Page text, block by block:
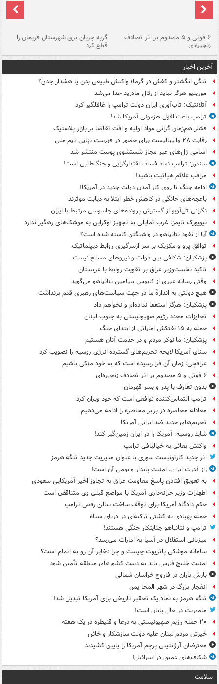
۶ فوتی و ۵ مصدوم بر اثر تصادف
زنجیره‌ای
گربه جریان برق شهرستان فریمان را
قطع کرد
آخرین اخبار
تنگی انگشتر و کفش در گرما؛ واکنش طبیعی بدن یا هشدار جدی؟
مورینیو هرگز نباید از رئال مادرید جدا می‌شد
آتلانتیک: تاب‌آوری ایران دولت ترامپ را غافلگیر کرد
ترامپ باعث افول هژمونی آمریکا شد!
فشار هم‌زمان گرانی مواد اولیه و افت تقاضا بر بازار پلاستیک
رقابت ۲۸ والیبالیست برای حضور در فهرست نهایی تیم ملی
اسامی ژل‌های غیر مجاز شستشوی پوست منتشر شد
سندرز: ترامپ نماد فساد، اقتدارگرایی و جنگ‌طلبی است!
مراقب علائم هپاتیت باشید!
ادامه جنگ تا روی کار آمدن دولت جدید در آمریکا!
باغچه‌های خانگی در کاهش خطر ابتلا به دیابت موثرند
نگرانی تل‌آویو از گسترش پرونده‌های جاسوسی مرتبط با ایران
نیویورک تایمز: غرب تمایلی به تجهیز اوکراین به موشک‌های رهگیر ندارد
آیا از نفوذ نتانیاهو در واشنگتن کاسته شده است؟
توافق پرو و مکزیک بر سر ازسرگیری روابط دیپلماتیک
پزشکیان: شکافی بین دولت و نیروهای مسلح نیست
تاکید نخست‌وزیر عراق بر تقویت روابط با عربستان
وقتی رسانه عبری از کابوس بنیامین نتانیاهو می‌گوید
هیچ دولتی به اندازۀ ما در جهت سیاست‌های رهبری قدم برنداشت
پزشکیان: هرگز استعفا نداده‌ام و نخواهم داد
تجاوزات مجدد رژیم صهیونیستی به جنوب لبنان
حمله به ۱۵ نفتکش‌ اماراتی از ابتدای جنگ
پزشکیان: ما نوکر مردم و در خدمت آنان هستیم
سنای آمریکا لایحه تحریم‌های گسترده انرژی روسیه را تصویب کرد
عراقچی: زمان آن فرا رسیده است که به خود متکی باشیم
۶ فوتی و ۵ مصدوم بر اثر تصادف زنجیره‌ای
بدون تعارف با پدر و پسر قهرمان
ترامپ التماس‌کننده توافقی است که خود ویران کرد
معادله محاصره در برابر محاصره را ادامه می‌دهیم
تحریم‌های جدید ضد ایرانی آمریکا
شاید روسیه، آمریکا را در ایران زمین‌گیر کند!
واکنش بقائی به خیالبافی ترامپ
اثر جدید کارتونیست سوری با عنوان مدیریت جدید تنگه هرمز
راز قدرت ایران، امنیت پایدار و بومی آن است!
به تعویق افتادن پاسخ مقاومت عراق به تجاوز اخیر آمریکایی سعودی
اظهارات وزیر خزانه‌داری آمریکا با مواضع قبلی وی متناقض است
حکم دادگاه آمریکا برای توقف ساخت سالن رقص ترامپ
حمله پهپادی به کشتی ترکیه‌ای در دریای سیاه
ترامپ و نتانیاهو جنایتکار جنگی هستند!
میزبانی استقلال در آسیا به امارات می‌رسد؟
سامانه موشکی پاتریوت چیست و چرا ذخایر آن رو به اتمام است؟
امنیت خلیج فارس باید به دست کشورهای منطقه تأمین شود
بارش باران در فاروج خراسان شمالی
انفجار بزرگ در شهر المخا یمن
تنگه هرمز به نماد یک تحقیر تاریخی برای آمریکا تبدیل شد!
ماموریت در حال پایان است!
۲۰ حمله رژیم صهیونیستی به درعا و قنیطره در یک هفته
خیزش مردم لبنان علیه دولت سازشکار و خائن
معترضان آرژانتینی پرچم آمریکا را پایین کشیدند
شکاف‌های عمیق در اسرائیل!
سلامت